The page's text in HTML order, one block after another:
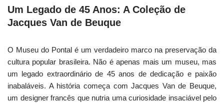
Um Legado de 45 Anos: A Coleção de
Jacques Van de Beuque
O Museu do Pontal é um verdadeiro marco na preservação da
cultura popular brasileira. Não é apenas mais um museu, mas
um legado extraordinário de 45 anos de dedicação e paixão
inabaláveis. A história começa com Jacques Van de Beuque,
um designer francês que nutria uma curiosidade insaciável pelo